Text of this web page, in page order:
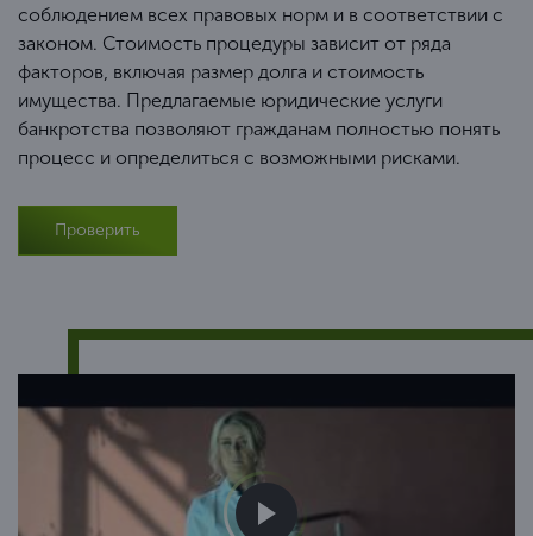
соблюдением всех правовых норм и в соответствии с
законом. Стоимость процедуры зависит от ряда
факторов, включая размер долга и стоимость
имущества. Предлагаемые юридические услуги
банкротства позволяют гражданам полностью понять
процесс и определиться с возможными рисками.
Проверить